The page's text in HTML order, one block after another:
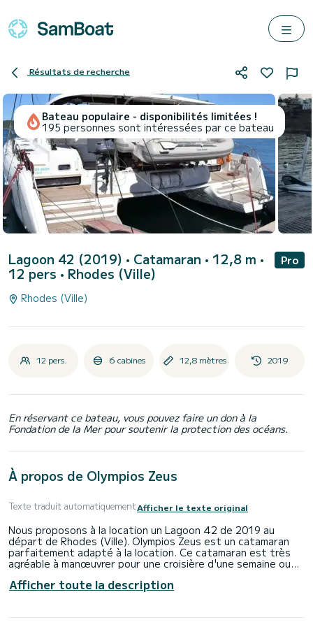
Résultats de recherche
Bateau populaire - disponibilités limitées !
195 personnes sont intéressées par ce bateau
Lagoon 42 (2019) • Catamaran • 12,8 m •
12 pers • Rhodes (Ville)
Pro
Rhodes (Ville)
12 pers. 6 cabines 12,8 mètres 2019
En réservant ce bateau, vous pouvez faire un don à la
Fondation de la Mer pour soutenir la protection des océans.
À propos de Olympios Zeus
Texte traduit automatiquementAfficher le texte original
Nous proposons à la location un Lagoon 42 de 2019 au
départ de Rhodes (Ville). Olympios Zeus est un catamaran
parfaitement adapté à la location. Ce catamaran est très
agréable à manœuvrer pour une croisière d'une semaine ou
Le bateau dispose de 6 cabines tout confort et une
totale de 13 mètres, il sera votre meilleur allié pour passer
Afficher toute la description